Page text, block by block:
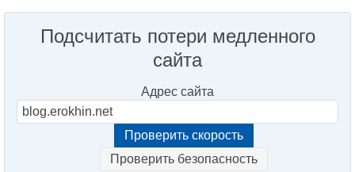
Подсчитать потери медленного
сайта
Адрес сайта
Проверить безопасность